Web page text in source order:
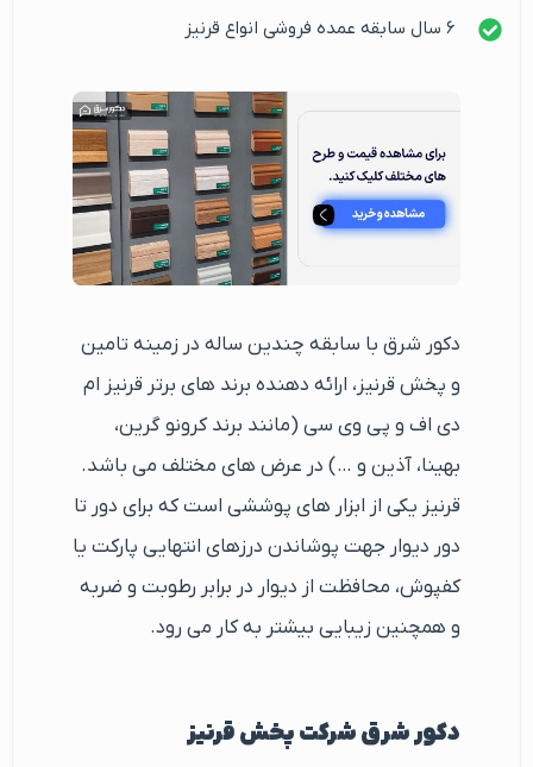
۶ سال سابقه عمده فروشی انواع قرنیز
دکور شرق با سابقه چندین ساله در زمینه تامین
و پخش قرنیز، ارائه دهنده برند های برتر قرنیز ام
دی اف و پی وی سی (مانند برند کرونو گرین،
بهینا، آذین و …) در عرض های مختلف می باشد.
قرنیز یکی از ابزار های پوششی است که برای دور تا
دور دیوار جهت پوشاندن درزهای انتهایی پارکت یا
کفپوش، محافظت از دیوار در برابر رطوبت و ضربه
و همچنین زیبایی بیشتر به کار می رود.
دکور شرق شرکت پخش قرنیز